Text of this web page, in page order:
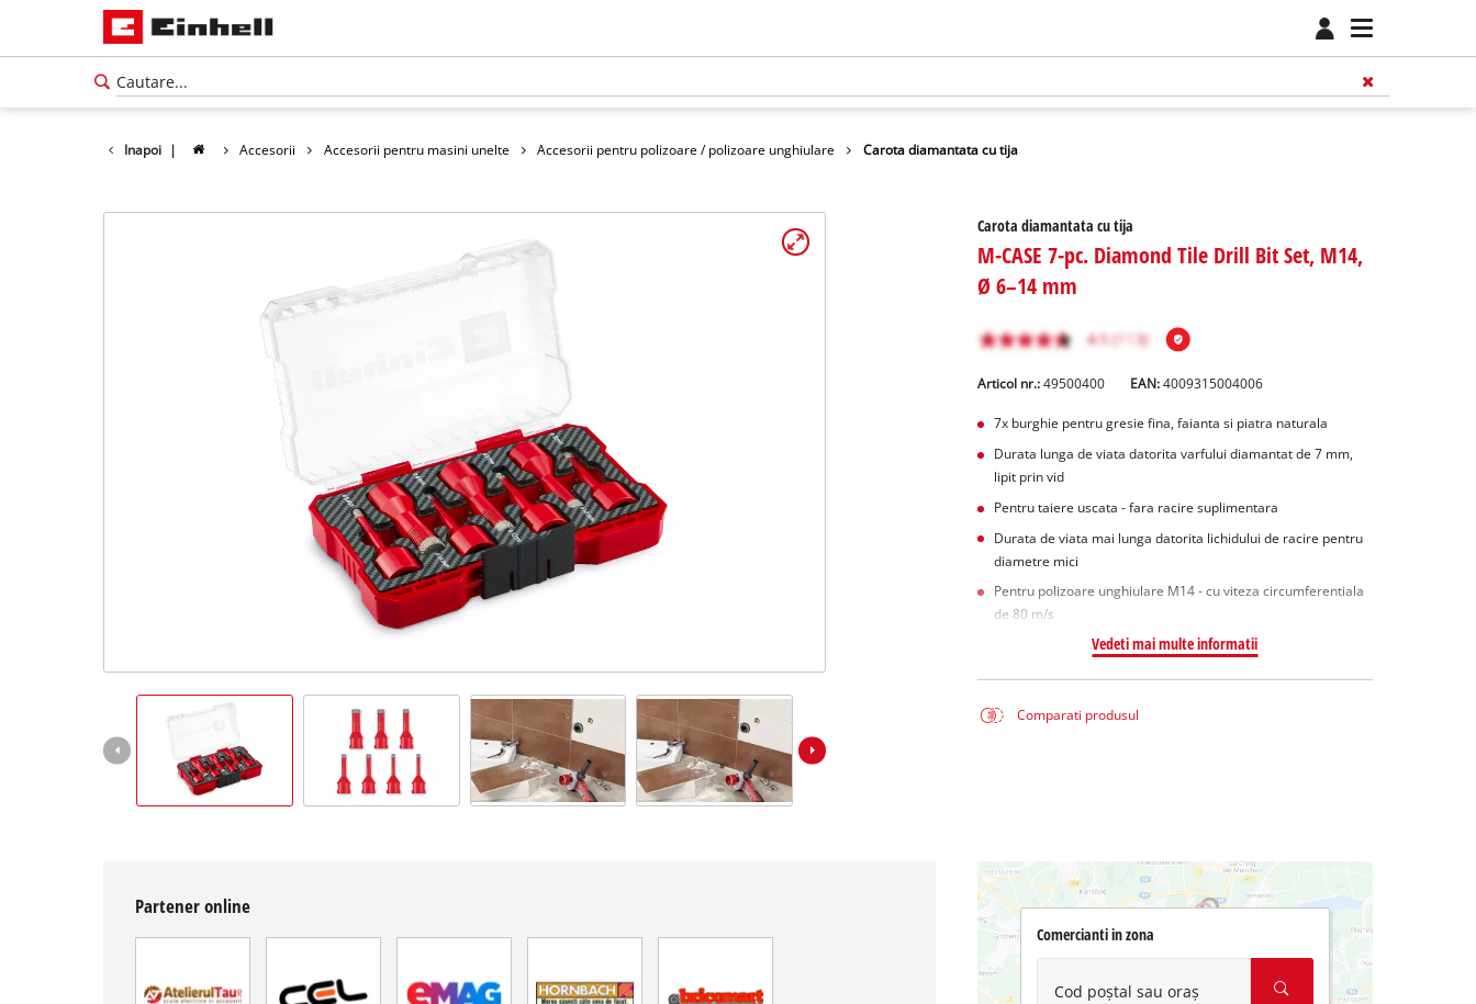
Inapoi | Accesorii Accesorii pentru masini unelte Accesorii pentru polizoare / polizoare unghiulare Carota diamantata cu tija
Carota diamantata cu tija
M-CASE 7-pc. Diamond Tile Drill Bit Set, M14,
Ø 6–14 mm
Articol nr.: 49500400 EAN:4009315004006
7x burghie pentru gresie fina, faianta si piatra naturala
Durata lunga de viata datorita varfului diamantat de 7 mm,
lipit prin vid
Pentru taiere uscata - fara racire suplimentara
Durata de viata mai lunga datorita lichidului de racire pentru
diametre mici
Pentru polizoare unghiulare M14 - cu viteza circumferentiala
de 80 m/s
Vedeti mai multe informatii
Comparati produsul
Partener online
Comercianti in zona
Cod poștal sau oraș